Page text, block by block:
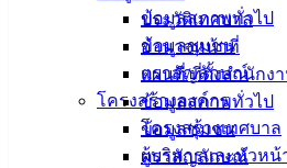
ข้อมูลสภาพทั่วไป
ข้อมูลชุมชน
ตราสัญลักษณ์
โครงสร้างองค์กร
โครงสร้างเทศบาล
ผู้บริหารและหัวหน้
ประวัติเทศบาล
อำนาจหน้าที่
แผนที่/ที่ตั้งสำนักงา
ข้อมูลสภาพทั่วไป
ข้อมูลชุมชน
ตราสัญลักษณ์
แนวทางการปฏิบัติราช
ปกครองสูงสุด ประจำปี พ.ศ. 2567
28 พ.ค. 2568 กฎกระทรวง กำหนดวง
โดยวิธีเฉพาะเจาะจง
ระเบียบกระทรวงการ